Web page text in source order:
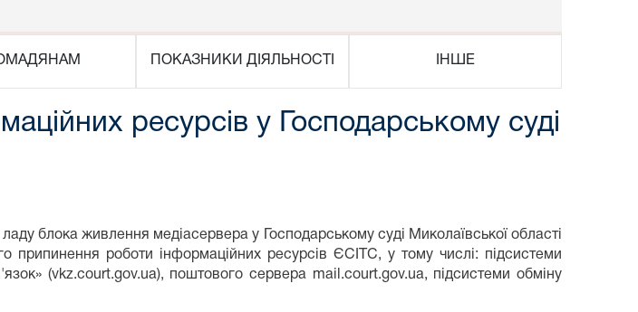
ПОКАЗНИКИ ДІЯЛЬНОСТІ ІНШЕ
ресурсів у Господарському суді
блока живлення медіасервера у Господарському суді Миколаївської області
припинення роботи інформаційних ресурсів ЄСІТС, у тому числі: підсистеми
(vkz.court.gov.ua), поштового сервера mail.court.gov.ua, підсистеми обміну